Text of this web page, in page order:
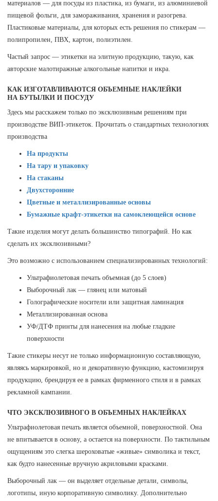
материалов — для посуды из пластика, из бумаги, из алюминиевой
пищевой фольги, для замораживания, хранения и разогрева.
Пластиковые материалы, для которых есть решения по стикерам —
полипропилен, ПВХ, картон, полиэтилен.
Частый запрос — этикетки на элитную продукцию, такую, как
авторские малотиражные алкогольные напитки и икра.
КАК ИЗГОТАВЛИВАЮТСЯ ОБЪЕМНЫЕ НАКЛЕЙКИ
НА БУТЫЛКИ И ПОСУДУ
Здесь мы расскажем только по эксклюзивным решениям при
производстве ВИП-этикеток. Прочитать о стандартных технологиях
производства
На продукты
На тару и упаковку
На стаканы
Двухсторонние
Цветные и металлизированные основы
Бумажные крафт-этикетки на самоклеющейся основе
Такие изделия могут делать большинство типографий. Но как
сделать их эксклюзивными?
Это возможно с использованием специализированных технологий:
Ультрафиолетовая печать объемная (до 5 слоев)
Выборочный лак — глянец или матовый
Голографические носители или защитная ламинация
Металлизированная основа
УФ/ДТФ принты для нанесения на любые гладкие
поверхности
Такие стикеры несут не только информационную составляющую,
являясь маркировкой, но и декоративную функцию, кастомизируя
продукцию, брендируя ее в рамках фирменного стиля и в рамках
рекламной кампании.
ЧТО ЭКСКЛЮЗИВНОГО В ОБЪЕМНЫХ НАКЛЕЙКАХ
Ультрафиолетовая печать является объемной, поверхностной. Она
не впитывается в основу, а остается на поверхности. По тактильным
ощущениям это слегка шероховатые «живые» символика и текст,
как будто нанесенные вручную акриловыми красками.
Выборочный лак — он выделяет отдельные детали, символы,
логотипы, иную корпоративную символику. Дополнительно